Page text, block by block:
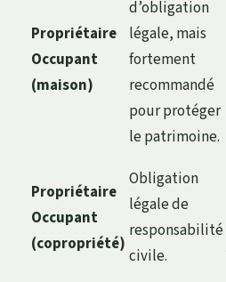
Propriétaire
Occupant
(maison)
d’obligation
légale, mais
fortement
recommandé
pour protéger
le patrimoine.
Propriétaire
Occupant
(copropriété)
Obligation
légale de
responsabilité
civile.